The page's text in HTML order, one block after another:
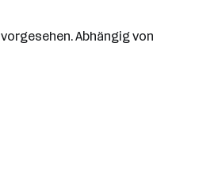
vorgesehen. Abhängig von